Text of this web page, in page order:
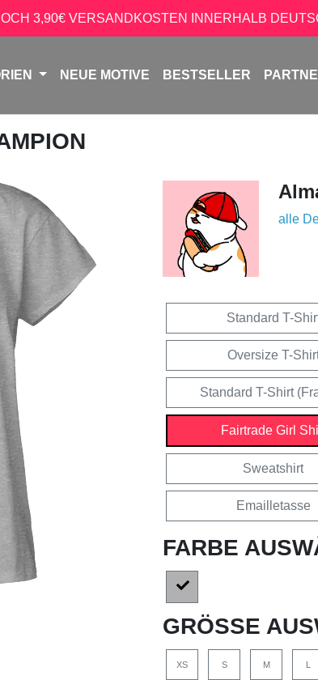
3,90€ VERSANDKOSTEN INNERHALB
NEUE MOTIVE BESTSELLER
alle
Standard T-
Oversize T-
Standard T-Shirt
Fairtrade Girl
Sweatshirt
Emailletasse
FARBE
GRÖSSE
XS S M L